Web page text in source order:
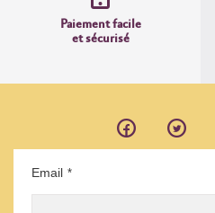
Paiement facile
et sécurisé
Email *